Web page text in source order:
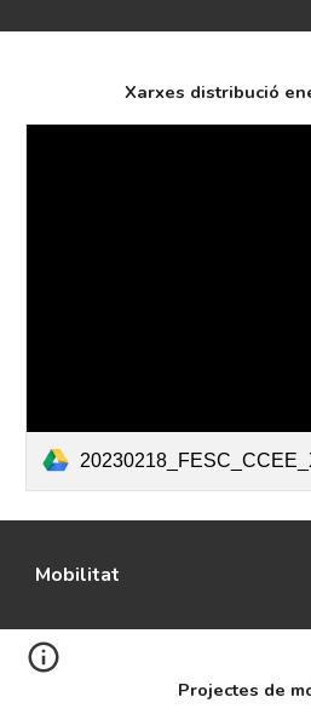
Xarxes distribució
Mobilitat
Projectes de